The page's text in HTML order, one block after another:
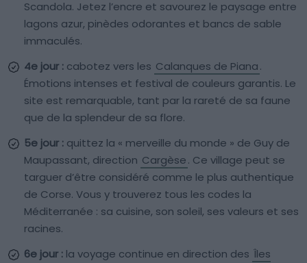
Scandola. Jetez l’encre et savourez le paysage entre
lagons azur, pinèdes odorantes et bancs de sable
immaculés.
4e jour : cabotez vers les Calanques de Piana.
Émotions intenses et festival de couleurs garantis. Le
site est remarquable, tant par la rareté de sa faune
que de la splendeur de sa flore.
5e jour : quittez la « merveille du monde » de Guy de
Maupassant, direction Cargèse. Ce village peut se
targuer d’être considéré comme le plus authentique
de Corse. Vous y trouverez tous les codes la
Méditerranée : sa cuisine, son soleil, ses valeurs et ses
racines.
6e jour : la voyage continue en direction des Îles